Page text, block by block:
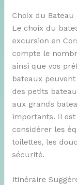
Choix du Bateau
Le choix du
excursion en
compte le
ainsi que vos
bateaux
des petits
aux grands
importants. Il
considérer les
toilettes, les
sécurité.
Itinéraire